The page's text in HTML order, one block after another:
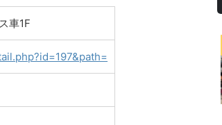
車1F
path=